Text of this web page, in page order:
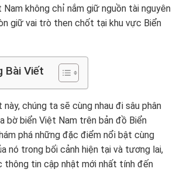
Nam không chỉ nắm giữ nguồn tài nguyên
giữ vai trò then chốt tại khu vực Biển
Bài Viết
chúng ta sẽ cùng nhau đi sâu phân
bờ biển Việt Nam trên bản đồ Biển
phá những đặc điểm nổi bật cùng
nó trong bối cảnh hiện tại và tương lai,
thông tin cập nhật mới nhất tính đến